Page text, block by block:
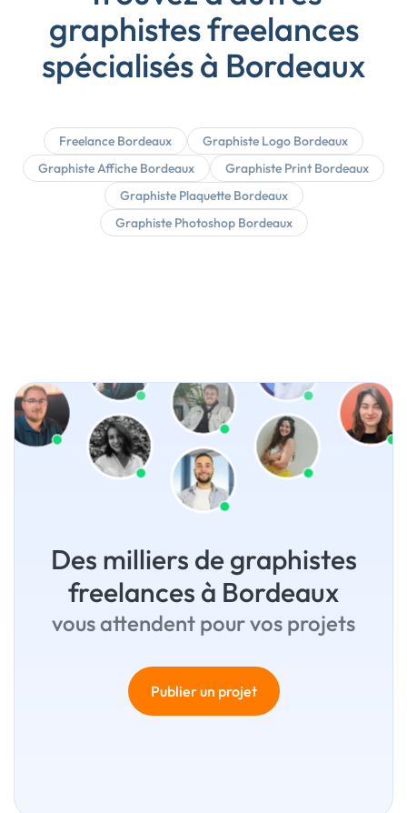
graphistes freelances
spécialisés à Bordeaux
Freelance Bordeaux
Graphiste Logo Bordeaux
Graphiste Affiche Bordeaux
Graphiste Print Bordeaux
Graphiste Plaquette Bordeaux
Graphiste Photoshop Bordeaux
Des milliers de graphistes
freelances à Bordeaux
vous attendent pour vos projets
Publier un projet